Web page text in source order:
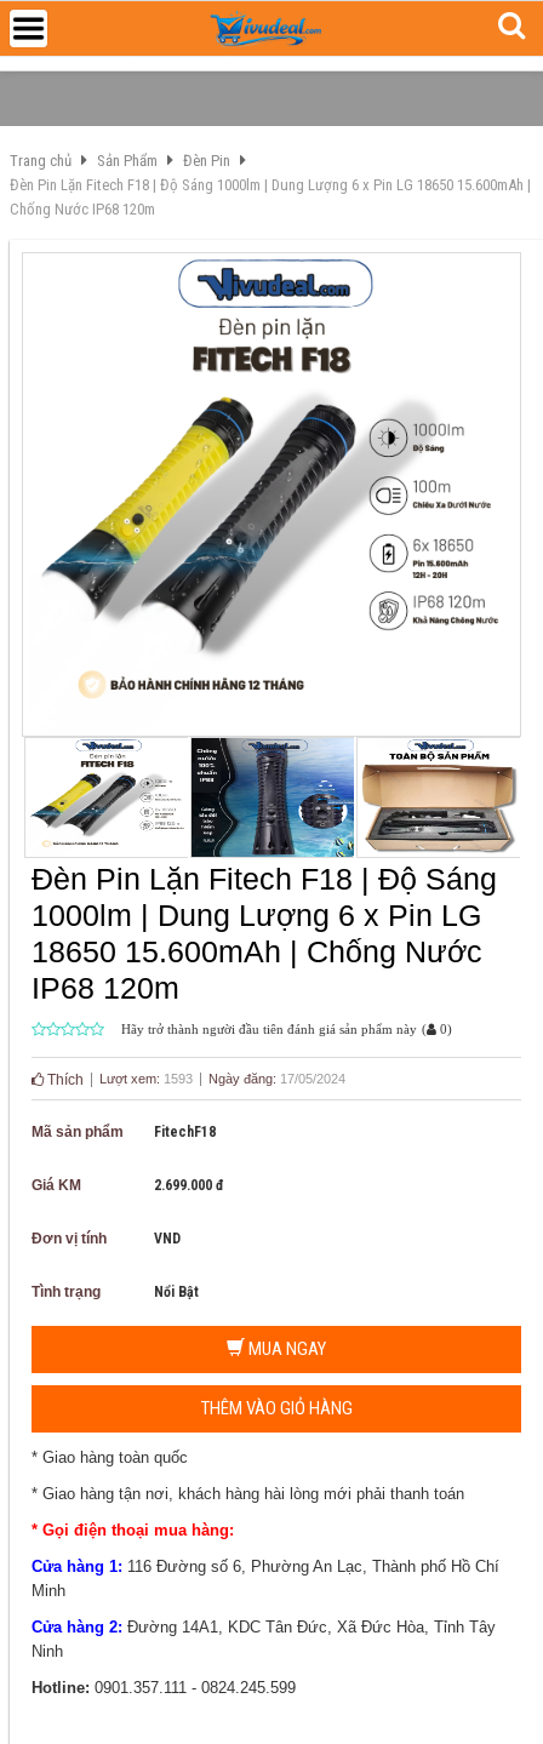
Trang chủ Sản Phẩm
Đèn Pin
Đèn Pin Lặn Fitech F18 | Độ Sáng 1000lm | Dung Lượng 6 x Pin LG 18650 15.600mAh |
Chống Nước IP68 120m
Đèn Pin Lặn Fitech F18 | Độ Sáng
1000lm | Dung Lượng 6 x Pin LG
18650 15.600mAh | Chống Nước
IP68 120m
Hãy trở thành người đầu tiên đánh giá sản phẩm này ( 0)
Thích Lượt xem: 1593 Ngày đăng: 17/05/2024
Mã sản phẩm FitechF18
Giá KM 2.699.000 đ
Đơn vị tính VND
Tình trạng Nổi Bật
MUA NGAY
THÊM VÀO GIỎ HÀNG
* Giao hàng toàn quốc
* Giao hàng tận nơi, khách hàng hài lòng mới phải thanh toán
* Gọi điện thoại mua hàng:
Cửa hàng 1: 116 Đường số 6, Phường An Lạc, Thành phố Hồ Chí
Minh
Cửa hàng 2: Đường 14A1, KDC Tân Đức, Xã Đức Hòa, Tỉnh Tây
Ninh
Hotline: 0901.357.111 - 0824.245.599